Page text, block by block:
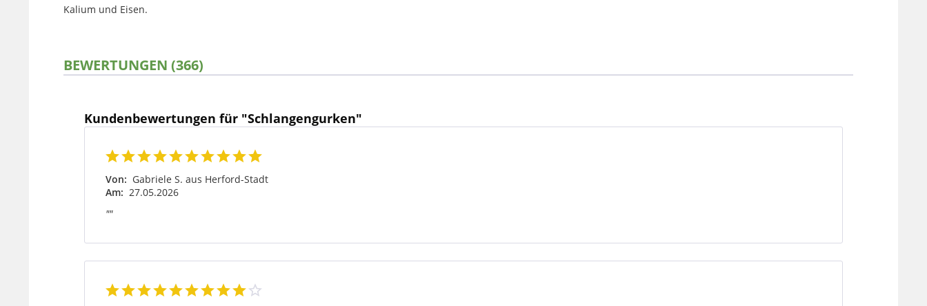
Kalium und Eisen.
BEWERTUNGEN (366)
Kundenbewertungen für "Schlangengurken"
Von: Gabriele S. aus Herford-Stadt
Am: 27.05.2026
""